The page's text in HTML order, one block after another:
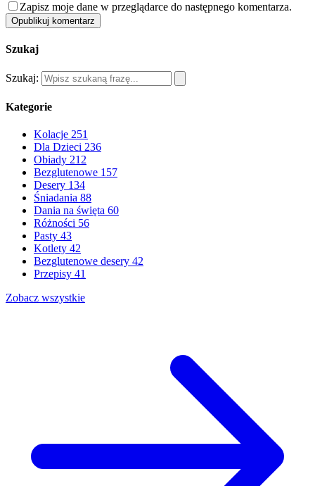
Zapisz moje dane w przeglądarce do następnego komentarza.
Opublikuj komentarz
Szukaj
Szukaj:
Kategorie
Kolacje 251
Dla Dzieci 236
Obiady 212
Bezglutenowe 157
Desery 134
Śniadania 88
Dania na święta 60
Różności 56
Pasty 43
Kotlety 42
Bezglutenowe desery 42
Przepisy 41
Zobacz wszystkie